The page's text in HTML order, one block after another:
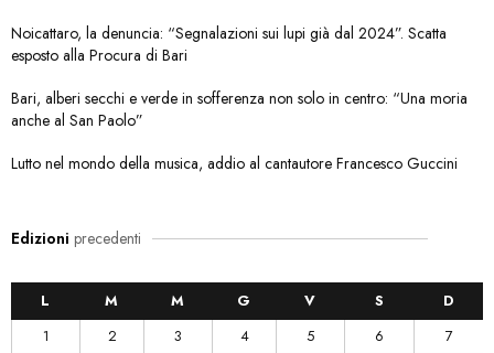
Noicattaro, la denuncia: “Segnalazioni sui lupi già dal 2024”. Scatta
esposto alla Procura di Bari
Bari, alberi secchi e verde in sofferenza non solo in centro: “Una moria
anche al San Paolo”
Lutto nel mondo della musica, addio al cantautore Francesco Guccini
Edizioni precedenti
L M M G V S
D
1
2 3 4 5 6
7